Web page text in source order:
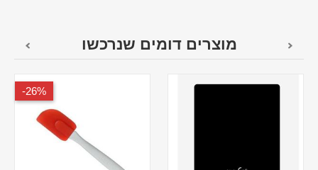
מוצרים דומים שנרכשו
26%-